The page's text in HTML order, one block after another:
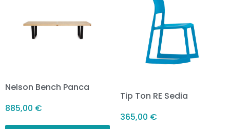
Nelson Bench Panca
885,00 €
Tip Ton RE Sedia
365,00 €